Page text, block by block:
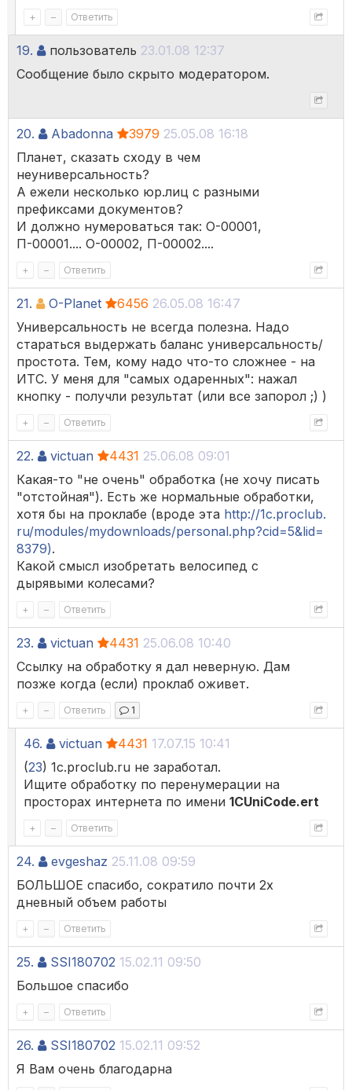
+ – Ответить
19. пользователь 23.01.08 12:37
Сообщение было скрыто модератором.
20. Abadonna 3979 25.05.08 16:18
Планет, сказать сходу в чем
неуниверсальность?
А ежели несколько юр.лиц с разными
префиксами документов?
И должно нумероваться так: О-00001,
П-00001.... О-00002, П-00002....
+ – Ответить
21. O-Planet 6456 26.05.08 16:47
Универсальность не всегда полезна. Надо
стараться выдержать баланс универсальность/
простота. Тем, кому надо что-то сложнее - на
ИТС. У меня для "самых одаренных": нажал
кнопку - получли результат (или все запорол ;) )
+ – Ответить
22. victuan 4431 25.06.08 09:01
Какая-то "не очень" обработка (не хочу писать
"отстойная"). Есть же нормальные обработки,
хотя бы на проклабе (вроде эта http://1c.proclub.
ru/modules/mydownloads/personal.php?cid=5&lid=
8379).
Какой смысл изобретать велосипед с
дырявыми колесами?
+ – Ответить
23. victuan 4431 25.06.08 10:40
Ссылку на обработку я дал неверную. Дам
позже когда (если) проклаб оживет.
+ – Ответить 1
46. victuan 4431 17.07.15 10:41
(23) 1c.proclub.ru не заработал.
Ищите обработку по перенумерации на
просторах интернета по имени 1CUniCode.ert
+ – Ответить
24. evgeshaz 25.11.08 09:59
БОЛЬШОЕ спасибо, сократило почти 2х
дневный объем работы
+ – Ответить
25. SSI180702 15.02.11 09:50
Большое спасибо
+ – Ответить
26. SSI180702 15.02.11 09:52
Я Вам очень благодарна